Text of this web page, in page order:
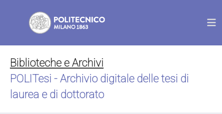
Biblioteche e Archivi
POLITesi - Archivio digitale delle tesi di
laurea e di dottorato